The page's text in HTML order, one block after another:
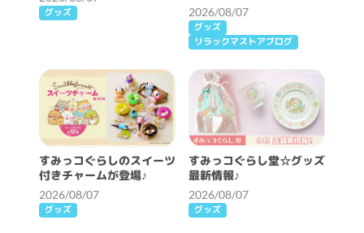
グッズ ～開催決定！
2026/08/07
グッズ
リラックマストアブログ
すみっコぐらしのスイーツ
付きチャームが登場♪
2026/08/07
グッズ
すみっコぐらし堂☆グッズ
最新情報♪
2026/08/07
グッズ